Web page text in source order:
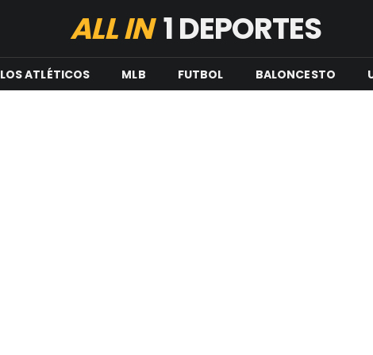
ALL IN1 DEPORTES
LOS ATLÉTICOS MLB FUTBOL BALONCESTO